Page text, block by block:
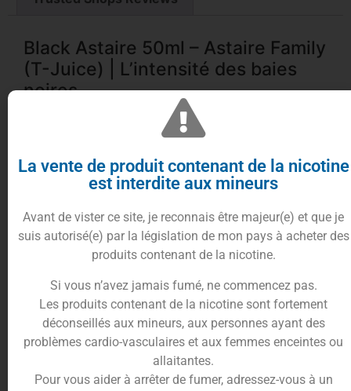
Black Astaire 50ml – Astaire Family
(T-Juice) | L’intensité des baies
noires
L’essence du Astaire, en plus sombre et plus
fruité
Le Black Astaire 50ml de la gamme Astaire Family
fruits rouges frais, relevée d’une touche mentholée
équilibrée.
Ici, la recette se fait plus intense, plus profonde :
une dominance de baies noires, de raisins mûrs et
d’un cassis puissant, pour une explosion de
saveurs fruitées et fraîches à chaque bouffée.
La vente de produit contenant de la nicotine
est interdite aux mineurs
Avant de vister ce site, je reconnais être majeur(e) et que je
suis autorisé(e) par la législation de mon pays à acheter des
produits contenant de la nicotine.
Si vous n’avez jamais fumé, ne commencez pas.
Les produits contenant de la nicotine sont fortement
déconseillés aux mineurs, aux personnes ayant des
problèmes cardio-vasculaires et aux femmes enceintes ou
allaitantes.
Pour vous aider à arrêter de fumer, adressez-vous à un